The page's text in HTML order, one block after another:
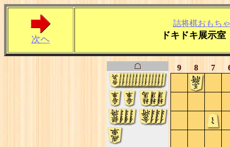
次ヘ
詰将棋おもち
ドキドキ展示
☖ 9 8 7